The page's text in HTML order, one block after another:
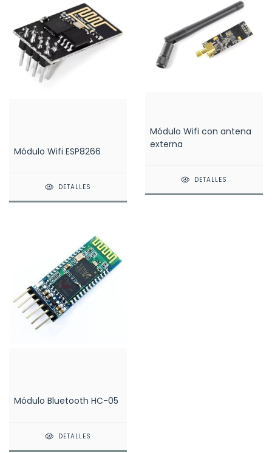
Módulo Wifi ESP8266
DETALLES
Módulo Wifi con antena
externa
DETALLES
Módulo Bluetooth HC-05
DETALLES